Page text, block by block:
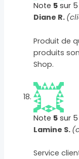
Note 5 sur 5
Diane R.
Produit de
produits
Shop.
Note 5 sur 5
Lamine S.
Service